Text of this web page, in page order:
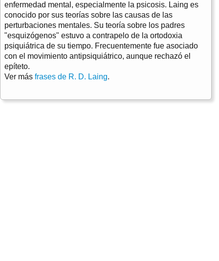
enfermedad mental, especialmente la psicosis. Laing es
conocido por sus teorías sobre las causas de las
perturbaciones mentales. Su teoría sobre los padres
"esquizógenos" estuvo a contrapelo de la ortodoxia
psiquiátrica de su tiempo. Frecuentemente fue asociado
con el movimiento antipsiquiátrico, aunque rechazó el
epíteto.
Ver más frases de R. D. Laing.